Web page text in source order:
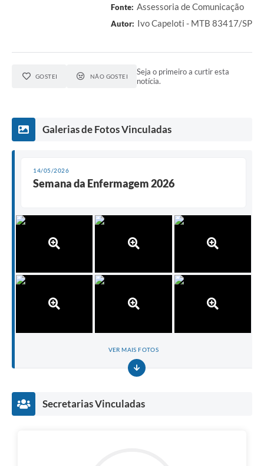
Fonte: Assessoria de Comunicação
Autor: Ivo Capeloti - MTB 83417/SP
GOSTEI NÃO GOSTEI
Seja o primeiro a curtir esta
notícia.
Galerias de Fotos Vinculadas
14/05/2026
Semana da Enfermagem 2026
VER MAIS FOTOS
Secretarias Vinculadas